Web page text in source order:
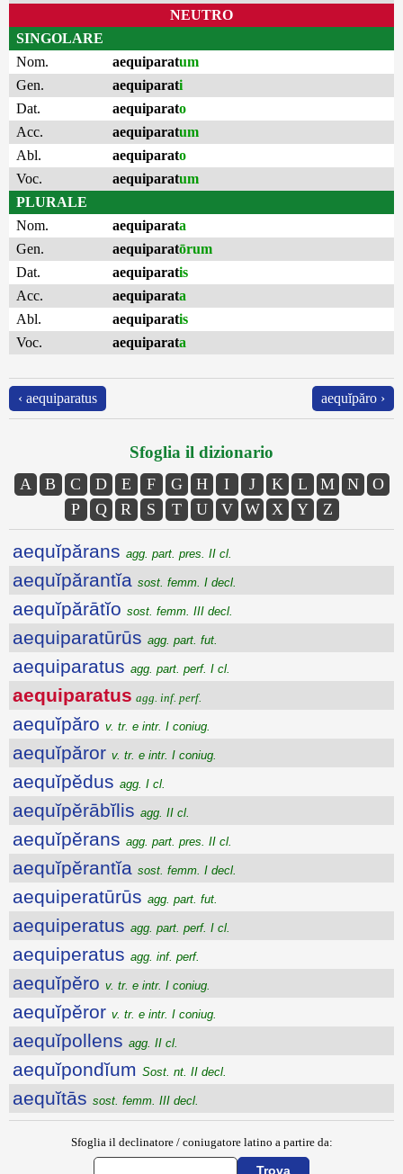
NEUTRO
SINGOLARE
Nom.
aequiparatum
Gen.
aequiparati
Dat.
aequiparato
Acc.
aequiparatum
Abl.
aequiparato
Voc.
aequiparatum
PLURALE
Nom.
aequiparata
Gen.
aequiparatōrum
Dat.
aequiparatis
Acc.
aequiparata
Abl.
aequiparatis
Voc.
aequiparata
‹ aequiparatus aequĭpăro ›
Sfoglia il dizionario
A B C D E F G H I J K L M N
O
P
Q R S T U V W X Y Z
aequĭpărans agg. part. pres. II cl.
aequĭpărantĭa sost. femm. I decl.
aequĭpărātĭo sost. femm. III decl.
aequiparatūrūs agg. part. fut.
aequiparatus agg. part. perf. I cl.
aequiparatus agg. inf. perf.
aequĭpăro v. tr. e intr. I coniug.
aequĭpăror v. tr. e intr. I coniug.
aequĭpĕdus agg. I cl.
aequĭpĕrābĭlis agg. II cl.
aequĭpĕrans agg. part. pres. II cl.
aequĭpĕrantĭa sost. femm. I decl.
aequiperatūrūs agg. part. fut.
aequiperatus agg. part. perf. I cl.
aequiperatus agg. inf. perf.
aequĭpĕro v. tr. e intr. I coniug.
aequĭpĕror v. tr. e intr. I coniug.
aequĭpollens agg. II cl.
aequĭpondĭum Sost. nt. II decl.
aequĭtās sost. femm. III decl.
Sfoglia il declinatore / coniugatore latino a partire da: